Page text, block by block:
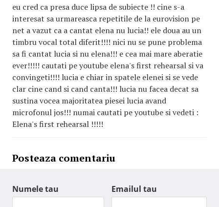
eu cred ca presa duce lipsa de subiecte !! cine s-a
interesat sa urmareasca repetitile de la eurovision pe
net a vazut ca a cantat elena nu lucia!! ele doua au un
timbru vocal total diferit!!!! nici nu se pune problema
sa fi cantat lucia si nu elena!!! e cea mai mare aberatie
ever!!!!! cautati pe youtube elena's first rehearsal si va
convingeti!!!! lucia e chiar in spatele elenei si se vede
clar cine cand si cand canta!!! lucia nu facea decat sa
sustina vocea majoritatea piesei lucia avand
microfonul jos!!! numai cautati pe youtube si vedeti :
Elena's first rehearsal !!!!!
Posteaza comentariu
Numele tau Emailul tau